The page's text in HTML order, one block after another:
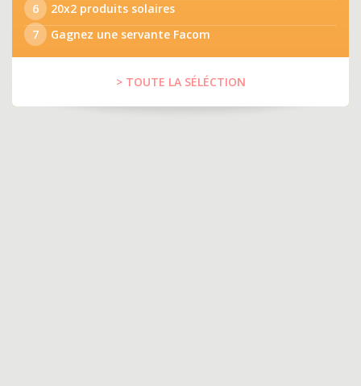
6
20x2 produits solaires
7
Gagnez une servante Facom
> TOUTE LA SÉLÉCTION